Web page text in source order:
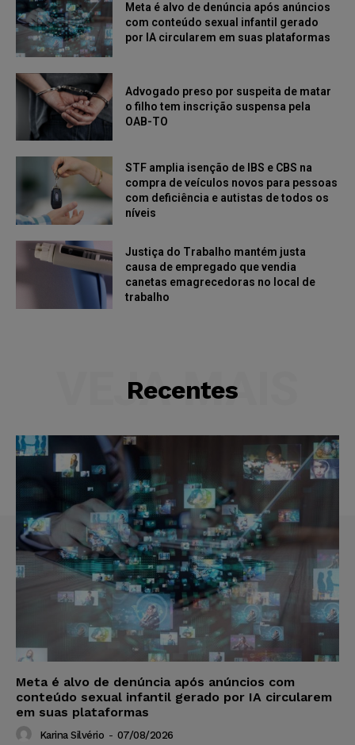
Meta é alvo de denúncia após anúncios
com conteúdo sexual infantil gerado
por IA circularem em suas plataformas
Advogado preso por suspeita de matar
o filho tem inscrição suspensa pela
OAB-TO
STF amplia isenção de IBS e CBS na
compra de veículos novos para pessoas
com deficiência e autistas de todos os
níveis
Justiça do Trabalho mantém justa
causa de empregado que vendia
canetas emagrecedoras no local de
trabalho
Recentes
VEJA MAIS
Meta é alvo de denúncia após anúncios com
conteúdo sexual infantil gerado por IA circularem
em suas plataformas
Karina Silvério - 07/08/2026